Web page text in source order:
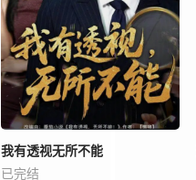
我有透视无所不能
已完结